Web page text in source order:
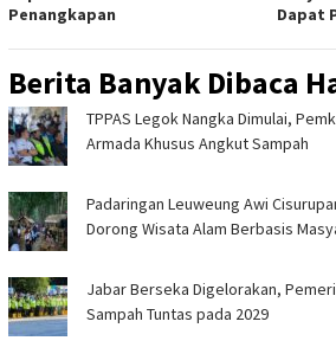
Penangkapan
Dapat
Berita Banyak Dibaca
TPPAS Legok Nangka Dimulai,
Armada Khusus Angkut Sampah
Padaringan Leuweung Awi
Dorong Wisata Alam Berbasis
Jabar Berseka Digelorakan,
Sampah Tuntas pada 2029